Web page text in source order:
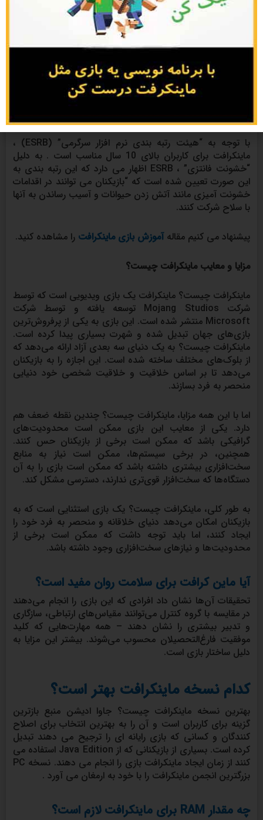
با توجه به “هیئت رتبه بندی نرم افزار سرگرمی” (ESRB) ،
ماینکرافت برای کاربران بالای 10 سال مناسب است . به دلیل
“خشونت فانتزی” ، ESRB اظهار می دارد که این رتبه بندی به
این صورت تعیین شده است که “بازیکنان می توانند در اقدامات
خشونت آمیزی مانند آتش زدن حیوانات و آسیب رساندن به آنها
با سلاح شرکت کنند.
پیشنهاد می کنیم مقالهآموزش بازی ماینکرافت را مشاهده کنید.
مزایا و معایب ماینکرافت چیست؟
ماینکرافت چیست؟ ماینکرافت یک بازی ویدیویی است که توسط
شرکت Mojang Studios توسعه یافته و توسط شرکت
Microsoft منتشر شده است. این بازی به یکی از پرفروش‌ترین
بازی‌های جهان تبدیل شده و شهرت بسیاری پیدا کرده است.
ماینکرافت چیست؟ به یک دنیای سه بعدی آزاد ارائه می‌دهد که
از بلوک‌های مختلف ساخته شده است. این اجازه را به بازیکنان
می‌دهد تا بر اساس خلاقیت و خلاقیت شخصی خود دنیایی
منحصر به فرد بسازند.
اما با این همه مزایا، ماینکرافت چیست؟ چندین نقطه ضعف هم
دارد. یکی از معایب این بازی ممکن است محدودیت‌های
گرافیکی باشد که ممکن است برخی از بازیکنان حس کنند.
همچنین، در برخی سیستم‌ها، ممکن است نیاز به منابع
سخت‌افزاری بیشتری داشته باشد که ممکن است بازی را به آن
دستگاه‌ها که سخت‌افزار قوی‌تری ندارند، دسترسی مشکل کند.
به طور کلی، ماینکرافت چیست؟ یک بازی استثنایی است که به
بازیکنان امکان می‌دهد دنیای خلاقانه و منحصر به فرد خود را
ایجاد کنند، اما باید توجه داشت که ممکن است برخی از
محدودیت‌ها و نیازهای سخت‌افزاری وجود داشته باشد.
آیا ماین کرافت برای سلامت روان مفید است؟
تحقیقات آن‌ها نشان داد افرادی که این بازی را انجام می‌دهند
در مقایسه با گروه کنترل می‌توانند مقیاس‌های ارتباطی، سازگاری
و تدبیر بیشتری را نشان دهند – همه مهارت‌هایی که کلید
موفقیت فارغ‌التحصیلان محسوب می‌شوند. بیشتر این مزایا به
دلیل ساختار بازی است.
کدام نسخه ماینکرافت بهتر است؟
بهترین نسخه ماینکرافت چیست؟ جاوا ادیشن منبع بازترین
گزینه برای کاربران است و آن را به بهترین انتخاب برای اصلاح
کنندگان و کسانی که بازی رایانه ای را ترجیح می دهند تبدیل
کرده است. بسیاری از بازیکنانی که از Java Edition استفاده می
کنند از زمان ایجاد ماینکرافت بازی را انجام می دهند. نسخه PC
بزرگترین انجمن ماینکرافت را با خود به ارمغان می آورد .
چه مقدار RAM برای ماینکرافت لازم است؟